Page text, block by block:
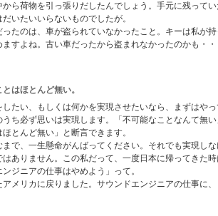
から荷物を引っ張りだしたんでしょう。手元に残って
いたいいらないものでしたが。
ったのは、車が盗られていなかったこと。キーは私が
ますよね。古い車だったから盗まれなかったのかも・・
はほとんど無い。
したい、もしくは何かを実現させたいなら、まずはや
うち必ず思いは実現します。「不可能なことなんて無
とんど無い」と断言できます。
まで、一生懸命がんばってください。それでも実現し
はありません。この私だって、一度日本に帰ってきた
ジニアの仕事はやめよう」って。
アメリカに戻りました。サウンドエンジニアの仕事に